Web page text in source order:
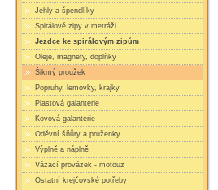
Jehly a špendlíky
Spirálové zipy v metráži
Jezdce ke spirálovým zipům
Oleje, magnety, doplňky
Šikmý proužek
Popruhy, lemovky, krajky
Plastová galanterie
Kovová galanterie
Oděvní šňůry a pruženky
Výplně a náplně
Vázací provázek - motouz
Ostatní krejčovské potřeby